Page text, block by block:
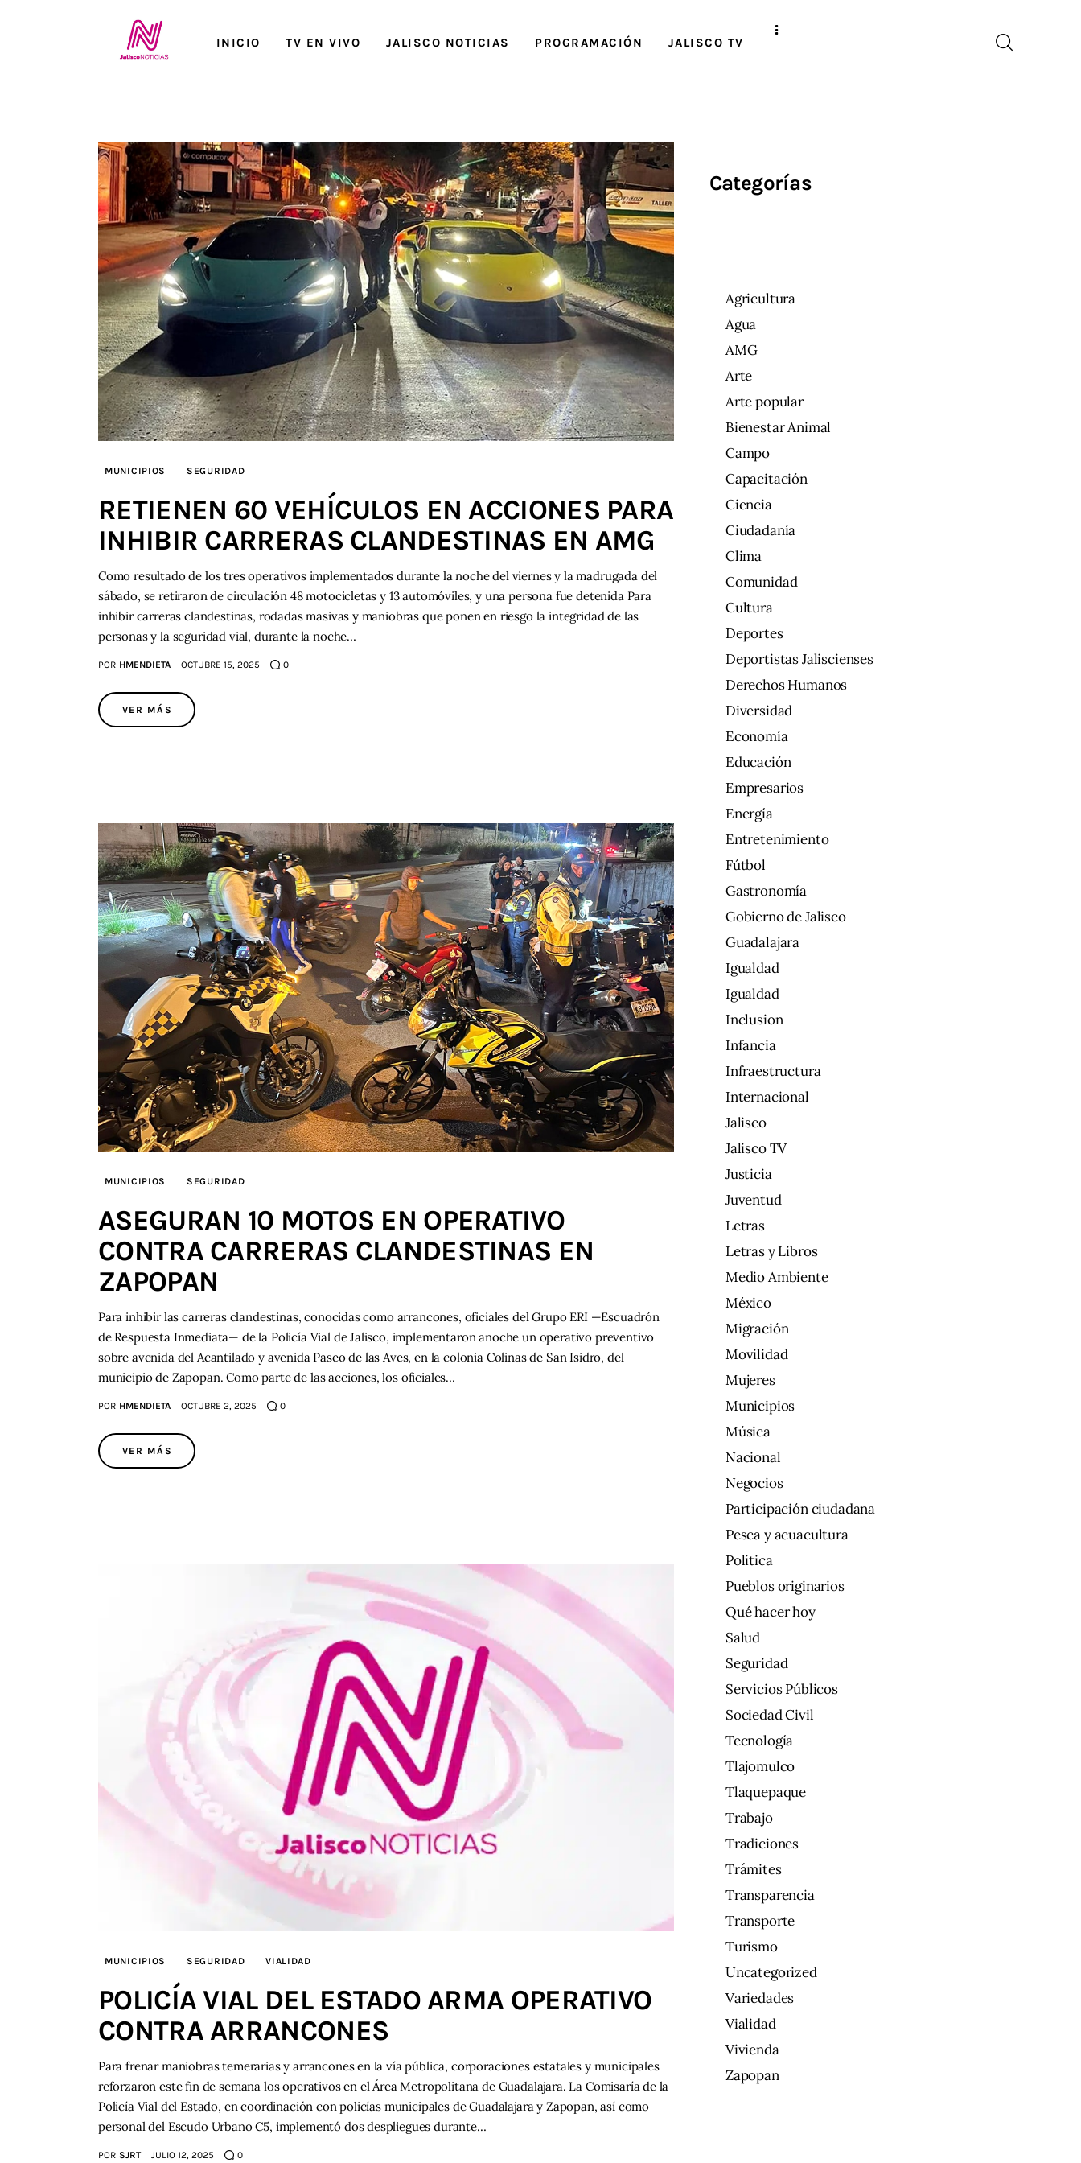
INICIO TV EN VIVO JALISCO NOTICIAS PROGRAMACIÓN JALISCO TV
Jalisco RADIO / En Vivo
MUNICIPIOS SEGURIDAD
RETIENEN 60 VEHÍCULOS EN ACCIONES PARA
INHIBIR CARRERAS CLANDESTINAS EN AMG
Como resultado de los tres operativos implementados durante la noche del viernes y la madrugada del
sábado, se retiraron de circulación 48 motocicletas y 13 automóviles, y una persona fue detenida Para
inhibir carreras clandestinas, rodadas masivas y maniobras que ponen en riesgo la integridad de las
personas y la seguridad vial, durante la noche…
POR HMENDIETA OCTUBRE 15, 2025 0
VER MÁS
MUNICIPIOS SEGURIDAD
ASEGURAN 10 MOTOS EN OPERATIVO
CONTRA CARRERAS CLANDESTINAS EN
ZAPOPAN
Para inhibir las carreras clandestinas, conocidas como arrancones, oficiales del Grupo ERI —Escuadrón
de Respuesta Inmediata— de la Policía Vial de Jalisco, implementaron anoche un operativo preventivo
sobre avenida del Acantilado y avenida Paseo de las Aves, en la colonia Colinas de San Isidro, del
municipio de Zapopan. Como parte de las acciones, los oficiales…
POR HMENDIETA OCTUBRE 2, 2025 0
VER MÁS
MUNICIPIOS SEGURIDAD VIALIDAD
POLICÍA VIAL DEL ESTADO ARMA OPERATIVO
CONTRA ARRANCONES
Para frenar maniobras temerarias y arrancones en la vía pública, corporaciones estatales y municipales
reforzaron este fin de semana los operativos en el Área Metropolitana de Guadalajara. La Comisaría de la
Policía Vial del Estado, en coordinación con policías municipales de Guadalajara y Zapopan, así como
personal del Escudo Urbano C5, implementó dos despliegues durante…
POR SJRT JULIO 12, 2025 0
Categorías
Agricultura
Agua
AMG
Arte
Arte popular
Bienestar Animal
Campo
Capacitación
Ciencia
Ciudadanía
Clima
Comunidad
Cultura
Deportes
Deportistas Jaliscienses
Derechos Humanos
Diversidad
Economía
Educación
Empresarios
Energía
Entretenimiento
Fútbol
Gastronomía
Gobierno de Jalisco
Guadalajara
Igualdad
Igualdad
Inclusion
Infancia
Infraestructura
Internacional
Jalisco
Jalisco TV
Justicia
Juventud
Letras
Letras y Libros
Medio Ambiente
México
Migración
Movilidad
Mujeres
Municipios
Música
Nacional
Negocios
Participación ciudadana
Pesca y acuacultura
Política
Pueblos originarios
Qué hacer hoy
Salud
Seguridad
Servicios Públicos
Sociedad Civil
Tecnología
Tlajomulco
Tlaquepaque
Trabajo
Tradiciones
Trámites
Transparencia
Transporte
Turismo
Uncategorized
Variedades
Vialidad
Vivienda
Zapopan